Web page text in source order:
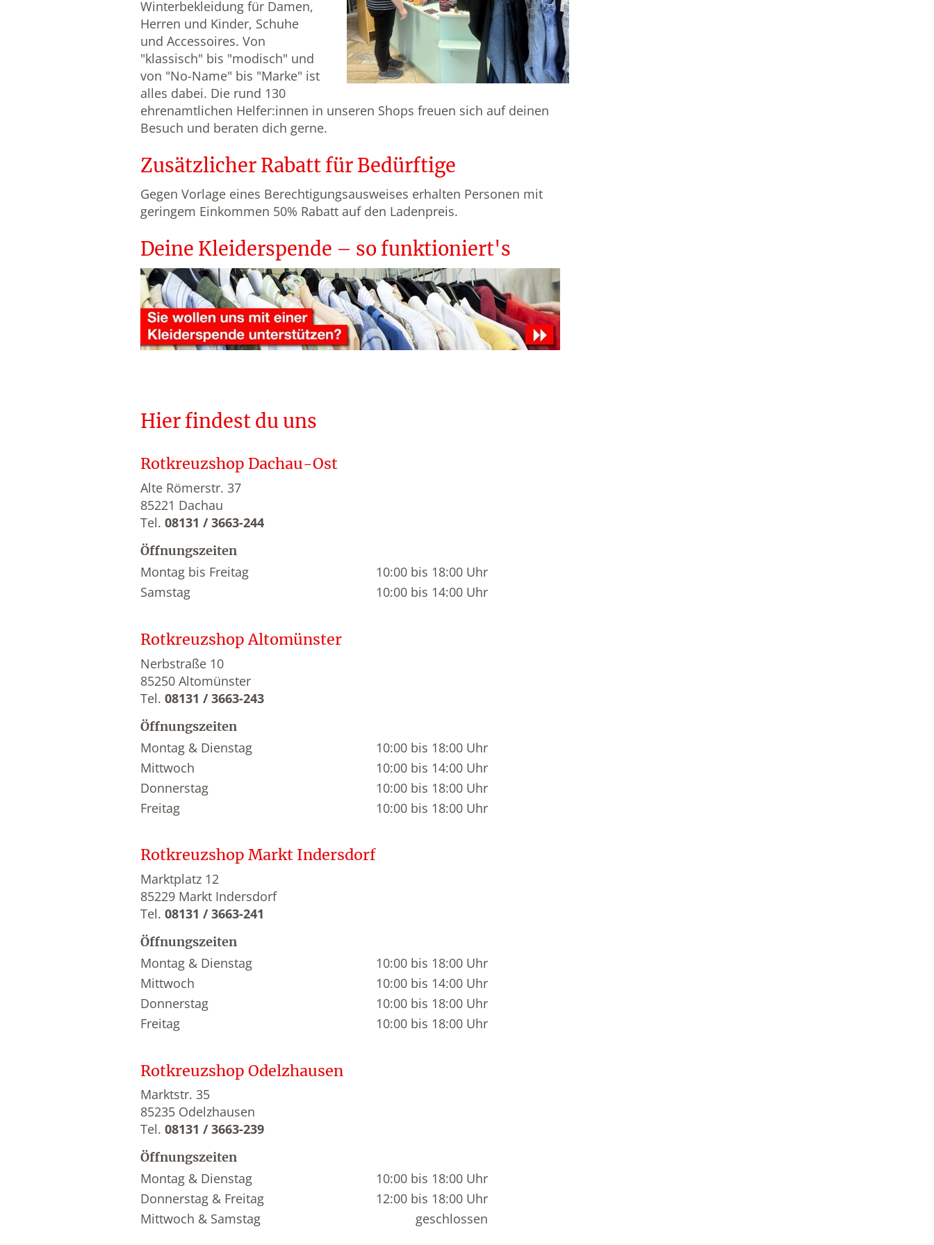
Winterbekleidung für Damen,
Herren und Kinder, Schuhe
und Accessoires. Von
"klassisch" bis "modisch" und
von "No-Name" bis "Marke" ist
alles dabei. Die rund 130
ehrenamtlichen Helfer:innen in unseren Shops freuen sich auf deinen
Besuch und beraten dich gerne.
Zusätzlicher Rabatt für Bedürftige
Gegen Vorlage eines Berechtigungsausweises erhalten Personen mit
geringem Einkommen 50% Rabatt auf den Ladenpreis.
Deine Kleiderspende – so funktioniert's
Hier findest du uns
Rotkreuzshop Dachau-Ost
Alte Römerstr. 37
85221 Dachau
Tel. 08131 / 3663-244
Öffnungszeiten
Montag bis Freitag
10:00 bis 18:00 Uhr
Samstag
10:00 bis 14:00 Uhr
Rotkreuzshop Altomünster
Nerbstraße 10
85250 Altomünster
Tel. 08131 / 3663-243
Öffnungszeiten
Montag & Dienstag
10:00 bis 18:00 Uhr
Mittwoch
10:00 bis 14:00 Uhr
Donnerstag
10:00 bis 18:00 Uhr
Freitag
10:00 bis 18:00 Uhr
Rotkreuzshop Markt Indersdorf
Marktplatz 12
85229 Markt Indersdorf
Tel. 08131 / 3663-241
Öffnungszeiten
Montag & Dienstag
10:00 bis 18:00 Uhr
Mittwoch
10:00 bis 14:00 Uhr
Donnerstag
10:00 bis 18:00 Uhr
Freitag
10:00 bis 18:00 Uhr
Rotkreuzshop Odelzhausen
Marktstr. 35
85235 Odelzhausen
Tel. 08131 / 3663-239
Öffnungszeiten
Montag & Dienstag
10:00 bis 18:00 Uhr
Donnerstag & Freitag
12:00 bis 18:00 Uhr
Mittwoch & Samstag
geschlossen